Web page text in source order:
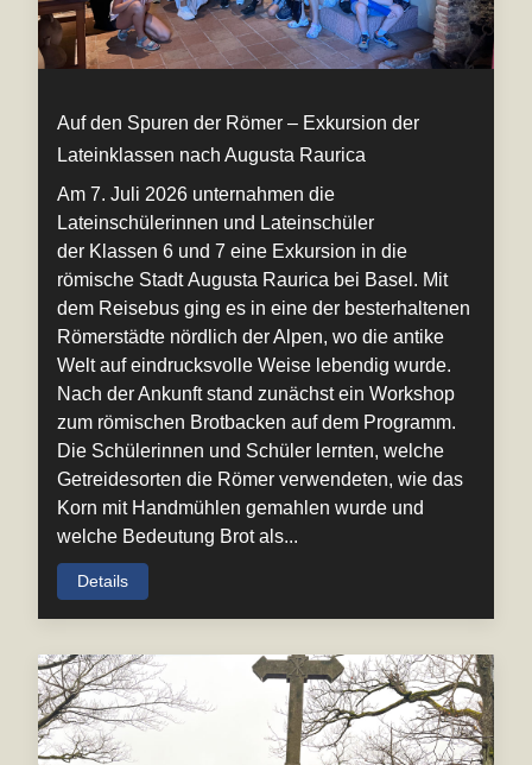
Auf den Spuren der Römer – Exkursion der
Lateinklassen nach Augusta Raurica
Am 7. Juli 2026 unternahmen die
Lateinschülerinnen und Lateinschüler
der Klassen 6 und 7 eine Exkursion in die
römische Stadt Augusta Raurica bei Basel. Mit
dem Reisebus ging es in eine der besterhaltenen
Römerstädte nördlich der Alpen, wo die antike
Welt auf eindrucksvolle Weise lebendig wurde.
Nach der Ankunft stand zunächst ein Workshop
zum römischen Brotbacken auf dem Programm.
Die Schülerinnen und Schüler lernten, welche
Getreidesorten die Römer verwendeten, wie das
Korn mit Handmühlen gemahlen wurde und
welche Bedeutung Brot als...
Details